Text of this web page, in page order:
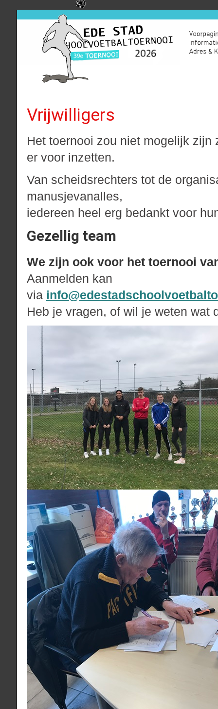
Vrijwilligers
Het toernooi zou niet mogelijk
er voor inzetten.
Van scheidsrechters tot de
manusjevanalles,
iedereen heel erg bedankt voor
Gezellig team
We zijn ook voor het toernooi
Aanmelden kan
via
Heb je vragen, of wil je weten wat